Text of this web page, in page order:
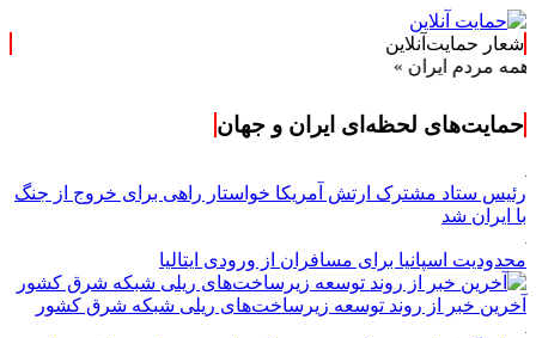
شعار حمایت‌آنلاین
»
حمایت‌های لحظه‌ای ایران و جهان
رئیس ستاد مشترک ارتش آمریکا خواستار راهی برای خروج از جنگ
با ایران شد
محدودیت اسپانیا برای مسافران از ورودی ایتالیا
آخرین خبر از روند توسعه زیرساخت‌های ریلی شبکه شرق کشور